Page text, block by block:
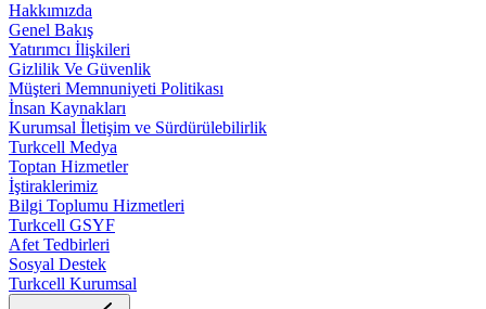
Hakkımızda
Genel Bakış
Yatırımcı İlişkileri
Gizlilik Ve Güvenlik
Müşteri Memnuniyeti Politikası
İnsan Kaynakları
Kurumsal İletişim ve Sürdürülebilirlik
Turkcell Medya
Toptan Hizmetler
İştiraklerimiz
Bilgi Toplumu Hizmetleri
Turkcell GSYF
Afet Tedbirleri
Sosyal Destek
Turkcell Kurumsal